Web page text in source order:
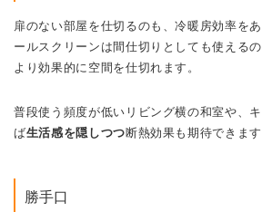
扉のない部屋を仕切るのも、冷暖房効率を
ールスクリーンは間仕切りとしても使える
より効果的に空間を仕切れます。
普段使う頻度が低いリビング横の和室や、
ば生活感を隠しつつ断熱効果も期待できます
勝手口